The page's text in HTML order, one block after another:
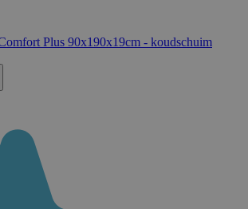
Plus 90x190x19cm - koudschuim